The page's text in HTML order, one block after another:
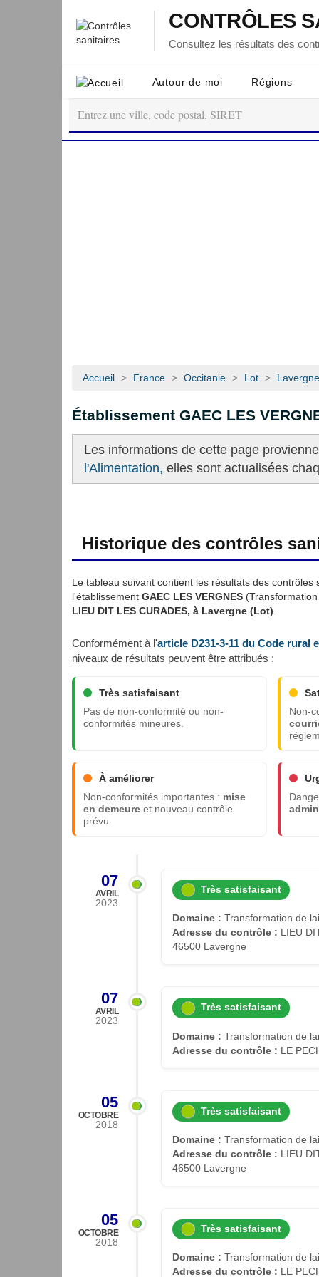
CONTRÔLES
Consultez les résultats des
Autour de moi Régions
Accueil > France > Occitanie > Lot > Lavergne
Établissement GAEC LES
Les informations de cette page
l'Alimentation, elles sont actualisées
Historique des contrôles
Le tableau suivant contient les résultats des contrôles
l'établissement GAEC LES VERGNES
LIEU DIT LES CURADES, à Lavergne (Lot)
Conformément à l'article D231-3-11 du Code rural
niveaux de résultats peuvent être attribués :
Très satisfaisant
Pas de non-conformité ou non-
conformités mineures.
Non-
À améliorer
Non-conformités importantes : mise
en demeure et nouveau contrôle
prévu.
07
AVRIL
2023
Très satisfaisant
Domaine : Transformation de
Adresse du contrôle : LIEU
46500 Lavergne
07
AVRIL
2023
Très satisfaisant
Domaine : Transformation de
Adresse du contrôle : LE
05
OCTOBRE
2018
Très satisfaisant
Domaine : Transformation de
Adresse du contrôle : LIEU
46500 Lavergne
05
OCTOBRE
2018
Très satisfaisant
Domaine : Transformation de
Adresse du contrôle : LE